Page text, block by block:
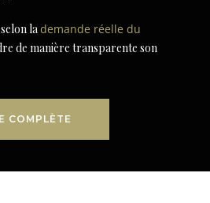
lademande réelle du
de manière transparente son
COMPLÈTE